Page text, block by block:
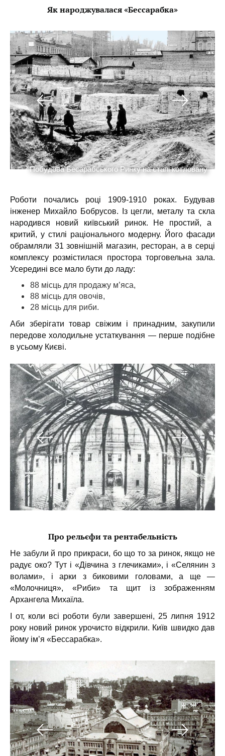
Як народжувалася «Бессарабка»
Побудова Бесарабського Ринку на єтапі котловану
Роботи почались році 1909-1910 роках.
Будував
інженер Михайло Бобрусов. Із цегли, металу та скла
народився новий київський ринок. Не простий, а
критий, у стилі раціонального модерну. Його фасади
обрамляли 31 зовнішній магазин, ресторан, а в серці
комплексу розмістилася простора торговельна зала.
Усередині все мало бути до ладу:
88 місць для продажу м’яса,
88 місць для овочів,
28 місць для риби.
Аби зберігати товар свіжим і принадним, закупили
передове холодильне устаткування — перше подібне
в усьому Києві.
Про рельєфи та рентабельність
Не забули й про прикраси, бо що то за ринок, якщо не
радує око? Тут і«Дівчина з глечиками», і «Селянин з
волами», і арки з биковими головами, а ще —
«Молочниця», «Риби» та щит із зображенням
Архангела Михаїла.
І от, коли всі роботи були завершені, 25 липня 1912
року новий ринок урочисто відкрили. Київ швидко дав
йому ім’я «Бессарабка».